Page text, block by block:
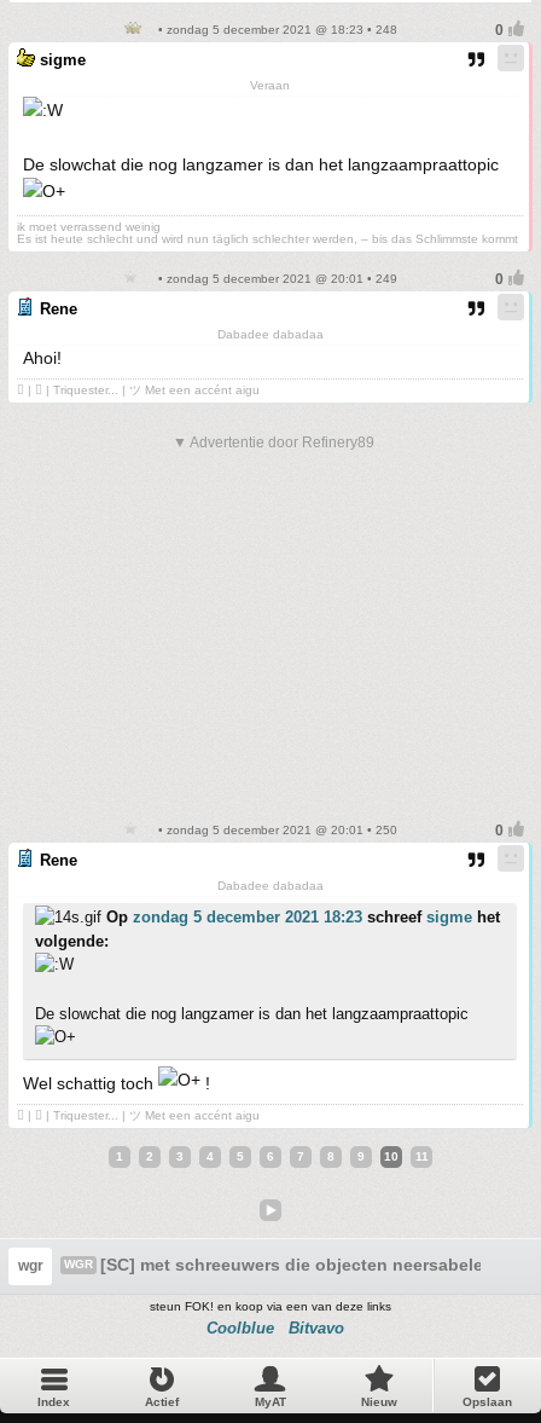
• zondag 5 december 2021 @ 18:23 • 248
sigme
Veraan
De slowchat die nog langzamer is dan het langzaampraattopic
ik moet verrassend weinig
Es ist heute schlecht und wird nun täglich schlechter werden, – bis das Schlimmste kommt
• zondag 5 december 2021 @ 20:01 • 249
Rene
Dabadee dabadaa
Ahoi!
 | ❤ | Triquester... | ツ Met een accént aigu
▼ Advertentie door Refinery89
• zondag 5 december 2021 @ 20:01 • 250
Rene
Dabadee dabadaa
Op zondag 5 december 2021 18:23 schreef sigme het
volgende:
De slowchat die nog langzamer is dan het langzaampraattopic
Wel schattig toch !
 | ❤ | Triquester... | ツ Met een accént aigu
1 2 3 4 5 6 7 8 9 10 11
wgr WGR [SC] met schreeuwers die objecten neersabelen
steun FOK! en koop via een van deze links
Coolblue Bitvavo
Index Actief MyAT Nieuw Opslaan